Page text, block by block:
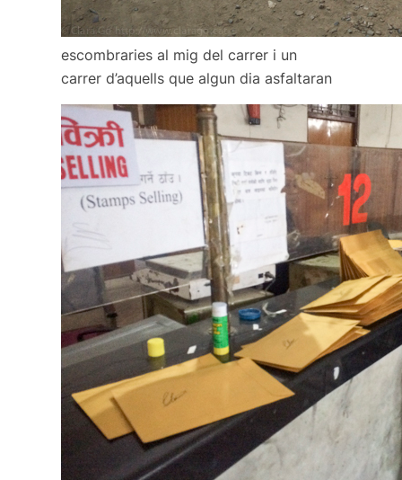
escombraries al mig del carrer i un
carrer d’aquells que algun dia asfaltaran